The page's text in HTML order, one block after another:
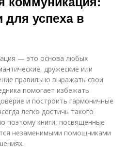
для успеха в
— это основа любых
дружеские или
правильно выражать свои
помогает избежать
и построить гармоничные
легко достичь такого
поэтому книги, посвященные
незаменимыми помощниками